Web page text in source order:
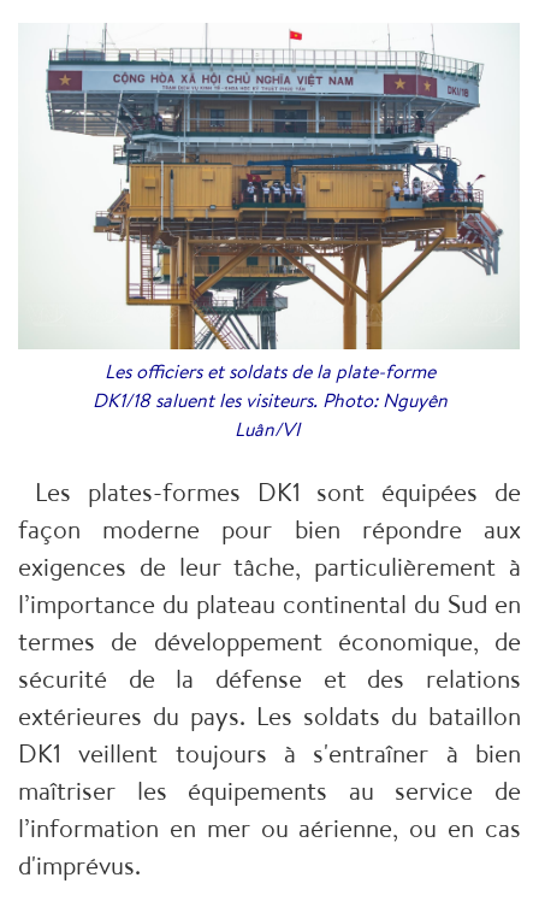
Les officiers et soldats de la plate-forme
DK1/18 saluent les visiteurs. Photo: Nguyên
Luân/VI
Les plates-formes DK1 sont équipées de
façon moderne pour bien répondre aux
exigences de leur tâche, particulièrement à
l’importance du plateau continental du Sud en
termes de développement économique, de
sécurité de la défense et des relations
extérieures du pays. Les soldats du bataillon
DK1 veillent toujours à s'entraîner à bien
maîtriser les équipements au service de
l’information en mer ou aérienne, ou en cas
d'imprévus.